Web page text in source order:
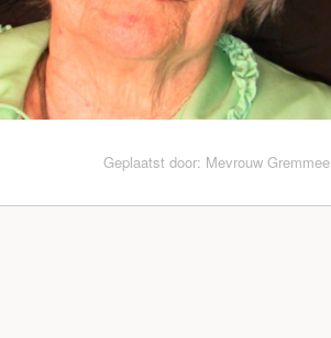
Geplaatst door: Mevrouw Gremmee